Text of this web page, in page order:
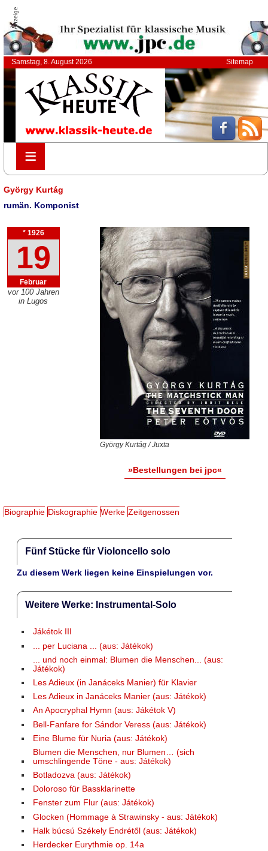
Anzeige
Samstag, 8. August 2026 Sitemap
≡
≡
György Kurtág
rumän. Komponist
* 1926
19
Februar
vor 100 Jahren
in Lugos
György Kurtág / Juxta
»Bestellungen bei jpc«
Biographie Diskographie Werke Zeitgenossen
Fünf Stücke für Violoncello solo
Zu diesem Werk liegen keine Einspielungen vor.
Weitere Werke: Instrumental-Solo
Jákétok III
... per Luciana ... (aus: Játékok)
... und noch einmal: Blumen die Menschen... (aus:
Játékok)
Les Adieux (in Janáceks Manier) für Klavier
Les Adieux in Janáceks Manier (aus: Játékok)
An Apocryphal Hymn (aus: Jákétok V)
Bell-Fanfare for Sándor Veress (aus: Játékok)
Eine Blume für Nuria (aus: Játékok)
Blumen die Menschen, nur Blumen… (sich
umschlingende Töne - aus: Játékok)
Botladozva (aus: Játékok)
Doloroso für Bassklarinette
Fenster zum Flur (aus: Játékok)
Glocken (Hommage à Strawinsky - aus: Játékok)
Halk búcsú Székely Endrétől (aus: Játékok)
Herdecker Eurythmie op. 14a